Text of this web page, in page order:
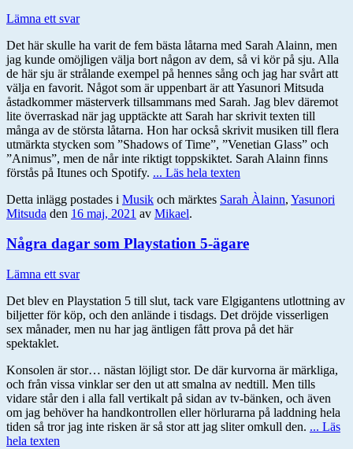
Lämna ett svar
Det här skulle ha varit de fem bästa låtarna med Sarah Alainn, men
jag kunde omöjligen välja bort någon av dem, så vi kör på sju. Alla
de här sju är strålande exempel på hennes sång och jag har svårt att
välja en favorit. Något som är uppenbart är att Yasunori Mitsuda
åstadkommer mästerverk tillsammans med Sarah. Jag blev däremot
lite överraskad när jag upptäckte att Sarah har skrivit texten till
många av de största låtarna. Hon har också skrivit musiken till flera
utmärkta stycken som ”Shadows of Time”, ”Venetian Glass” och
”Animus”, men de når inte riktigt toppskiktet. Sarah Alainn finns
förstås på Itunes och Spotify. ... Läs hela texten
Detta inlägg postades i Musik och märktes Sarah Àlainn, Yasunori
Mitsuda den 16 maj, 2021 av Mikael.
Några dagar som Playstation 5-ägare
Lämna ett svar
Det blev en Playstation 5 till slut, tack vare Elgigantens utlottning av
biljetter för köp, och den anlände i tisdags. Det dröjde visserligen
sex månader, men nu har jag äntligen fått prova på det här
spektaklet.
Konsolen är stor… nästan löjligt stor. De där kurvorna är märkliga,
och från vissa vinklar ser den ut att smalna av nedtill. Men tills
vidare står den i alla fall vertikalt på sidan av tv-bänken, och även
om jag behöver ha handkontrollen eller hörlurarna på laddning hela
tiden så tror jag inte risken är så stor att jag sliter omkull den. ... Läs
hela texten